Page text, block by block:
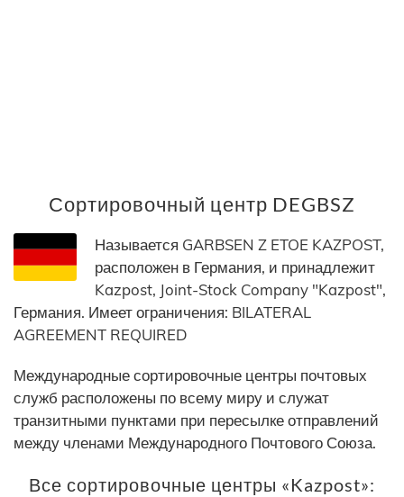
Сортировочный центр DEGBSZ
Называется GARBSEN Z ETOE KAZPOST,
расположен в Германия, и принадлежит
Kazpost, Joint-Stock Company "Kazpost",
Германия. Имеет ограничения: BILATERAL
AGREEMENT REQUIRED
Международные сортировочные центры почтовых
служб расположены по всему миру и служат
транзитными пунктами при пересылке отправлений
между членами Международного Почтового Союза.
Все сортировочные центры «Kazpost»: